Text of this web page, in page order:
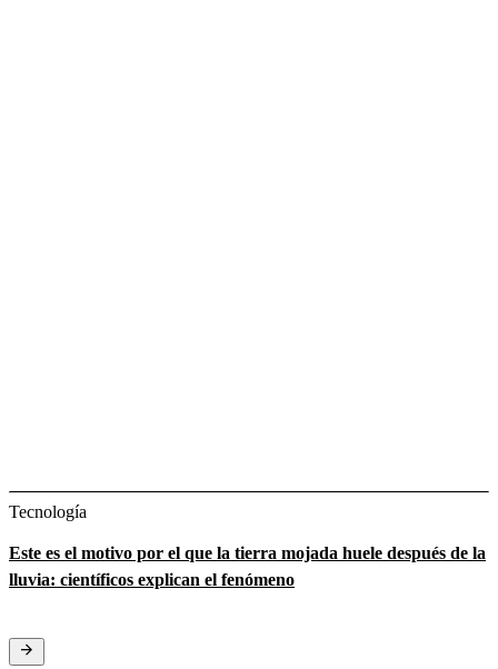
Tecnología
Este es el motivo por el que la tierra mojada huele después de la
lluvia: científicos explican el fenómeno